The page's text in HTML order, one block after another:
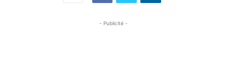
- Publicité -